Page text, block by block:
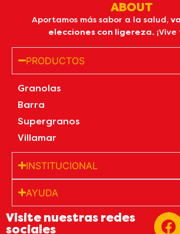
ABOUT
Aportamos más sabor a la salud,
elecciones con ligereza.
PRODUCTOS
Granolas
Barra
Supergranos
Villamar
INSTITUCIONAL
AYUDA
Visite nuestras redes
sociales